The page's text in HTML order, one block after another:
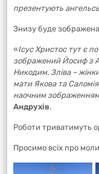
презентують
Знизу буде
«Ісус Христос тут є
зображений Йосиф з
Никодим. Зліва –
мати Якова та
наочним зображенням
Андрухів.
Роботи триватимуть
Просимо всіх про